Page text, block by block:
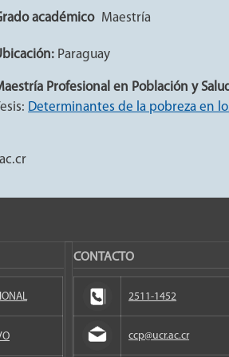
académico Maestría
Paraguay
Profesional en Población y
Determinantes de la pobreza en
CONTACTO
2511-1452
ccp@ucr.ac.cr